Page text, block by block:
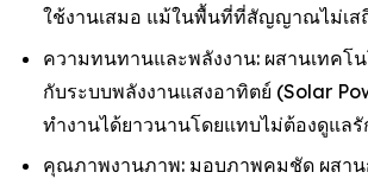
ใช้งานเสมอ แม้ในพื้นที่ที่สัญญาณไม่เส
ความทนทานและพลังงาน: ผสานเทคโน
กับระบบพลังงานแสงอาทิตย์ (Solar
ทำงานได้ยาวนานโดยแทบไม่ต้องดูแลรั
คุณภาพงานภาพ: มอบภาพคมชัด ผสา